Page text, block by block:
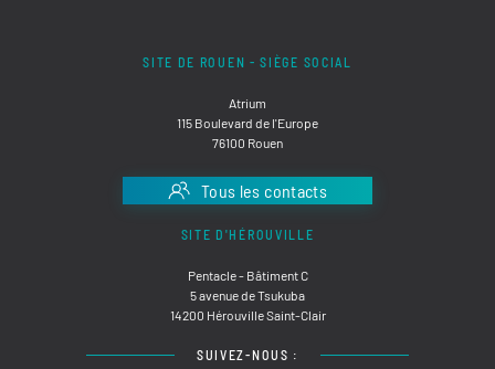
SITE DE ROUEN - SIÈGE SOCIAL
Atrium
115 Boulevard de l'Europe
76100 Rouen
Tous les contacts
SITE D'HÉROUVILLE
Pentacle - Bâtiment C
5 avenue de Tsukuba
14200 Hérouville Saint-Clair
SUIVEZ-NOUS :